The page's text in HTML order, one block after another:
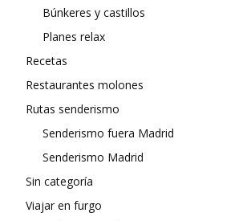
Búnkeres y castillos
Planes relax
Recetas
Restaurantes molones
Rutas senderismo
Senderismo fuera Madrid
Senderismo Madrid
Sin categoría
Viajar en furgo